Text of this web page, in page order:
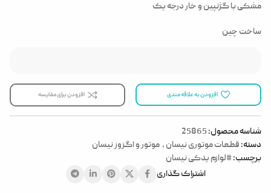
مشکی با گژنپین و خار درجه یک
ساخت چین
افزودن به علاقه مندی افزودن برای مقایسه
شناسه محصول:25865
دسته: قطعات موتوری نیسان , موتور و اگزوز نیسان
برچسب:#لوازم یدکی نیسان
اشتراک گذاری